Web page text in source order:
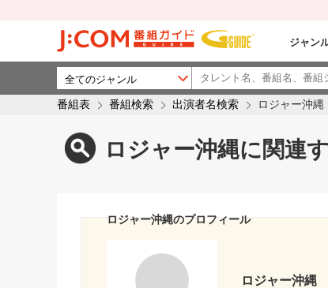
ジャン
番組表 番組検索 出演者名検索 ロジャー沖縄
ロジャー沖縄に関連
ロジャー沖縄のプロフィール
ロジャー沖縄